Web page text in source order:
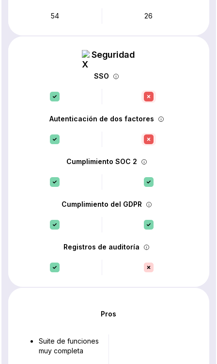
54 26
Seguridad
SSO
Autenticación de dos factores
Cumplimiento SOC 2
Cumplimiento del GDPR
Registros de auditoría
Pros
Suite de funciones
muy completa